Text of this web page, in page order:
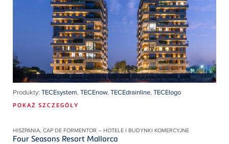
Produkty: TECEsystem,TECEnow,TECEdrainline,TECElogo
POKAŻ SZCZEGÓŁY
HISZPANIA, CAP DE FORMENTOR – HOTELE I BUDYNKI KOMERCYJNE
Four Seasons Resort Mallorca